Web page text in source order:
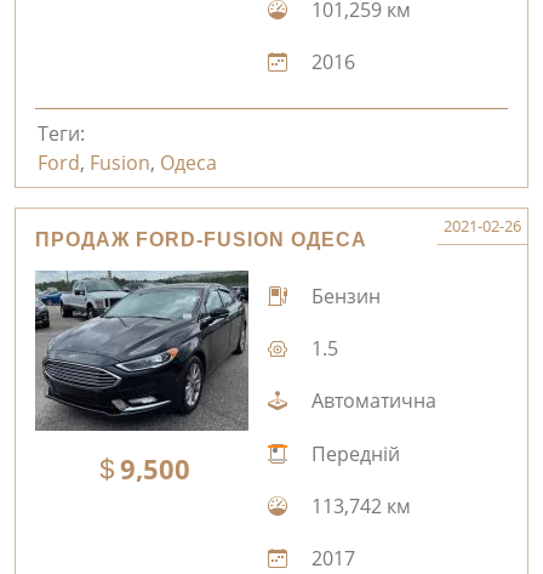
101,259 км
2016
Теги:
Ford, Fusion, Одеса
ПРОДАЖ FORD-FUSION ОДЕСА
2021-02-26
9,500
Бензин
1.5
Автоматична
Передній
113,742 км
2017